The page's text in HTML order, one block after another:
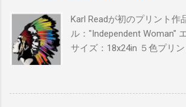
Karl Readが初のプリント作
ル："Independent Woman"
サイズ：18x24in ５色プリ
ドフィニッシュバージョン
25）$125 購入は８月２６